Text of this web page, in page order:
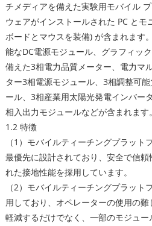
チメディアを備えた実験用モバイル
ウェアがインストールされた PC と
ボードとマウスを装備) が含まれます
能なDC電源モジュール、グラフィッ
備えた3相電力品質メーター、電力マ
ター3相電源モジュール、3相調整可
ール、3相産業用太陽光発電インバー
相入出力モジュールなどが含まれます。
1.2 特徴
（1）モバイルティーチングプラッ
最優先に設計されており、安全で信
れた接地性能を採用しています。
（2）モバイルティーチングプラッ
用しており、オペレーターの使用の
軽減するだけでなく、一部のモジュ